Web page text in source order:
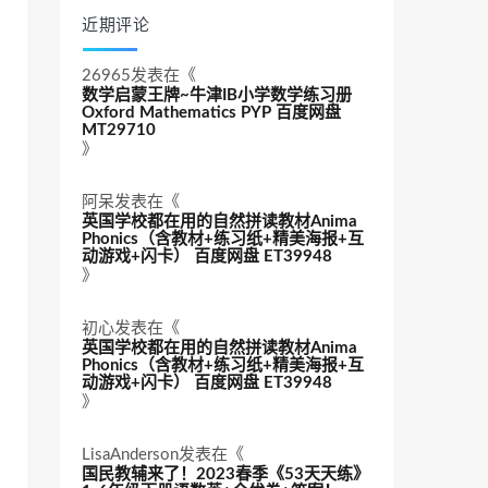
近期评论
26965发表在《
数学启蒙王牌~牛津IB小学数学练习册
Oxford Mathematics PYP 百度网盘
MT29710
》
阿呆发表在《
英国学校都在用的自然拼读教材Anima
Phonics（含教材+练习纸+精美海报+互
动游戏+闪卡） 百度网盘 ET39948
》
初心发表在《
英国学校都在用的自然拼读教材Anima
Phonics（含教材+练习纸+精美海报+互
动游戏+闪卡） 百度网盘 ET39948
》
LisaAnderson发表在《
国民教辅来了！2023春季《53天天练》